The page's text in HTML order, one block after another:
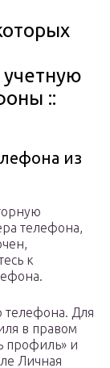
::
из
телефона,
к
телефона. Для
в правом
профиль» и
Личная